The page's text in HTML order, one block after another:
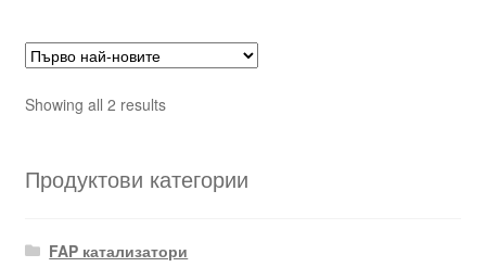
Showing all 2 resultsSorted
Продуктови категории
FAP катализатори